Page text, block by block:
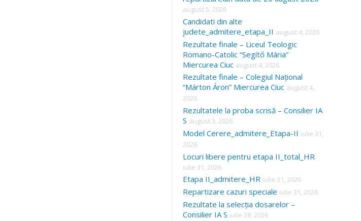
august 5, 2026
Candidati din alte
judete_admitere_etapa_II august 4, 2026
Rezultate finale – Liceul Teologic
Romano-Catolic “Segítő Mária”
Miercurea Ciuc august 4, 2026
Rezultate finale – Colegiul Național
“Márton Áron” Miercurea Ciuc august 4,
2026
Rezultatele la proba scrisă – Consilier IA
S august 3, 2026
Model Cerere_admitere_Etapa-II iulie 31,
2026
Locuri libere pentru etapa II_total_HR
iulie 31, 2026
Etapa II_admitere_HR iulie 31, 2026
Repartizare cazuri speciale iulie 31, 2026
Rezultate la selecția dosarelor –
Consilier IA S iulie 28, 2026